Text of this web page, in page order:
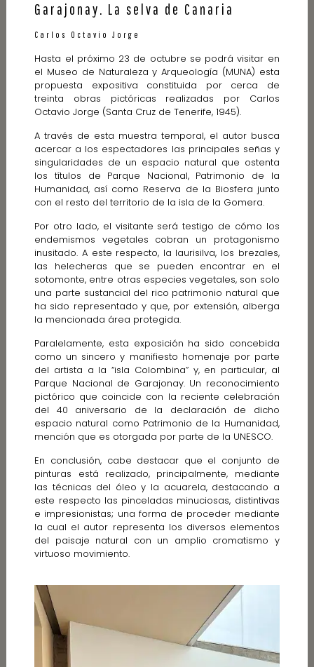
Garajonay. La selva de Canaria
Carlos Octavio Jorge
Hasta el próximo 23 de octubre se podrá visitar en
el Museo de Naturaleza y Arqueología (MUNA) esta
propuesta expositiva constituida por cerca de
treinta obras pictóricas realizadas por Carlos
Octavio Jorge (Santa Cruz de Tenerife, 1945).
A través de esta muestra temporal, el autor busca
acercar a los espectadores las principales señas y
singularidades de un espacio natural que ostenta
los títulos de Parque Nacional, Patrimonio de la
Humanidad, así como Reserva de la Biosfera junto
con el resto del territorio de la isla de la Gomera.
Por otro lado, el visitante será testigo de cómo los
endemismos vegetales cobran un protagonismo
inusitado. A este respecto, la laurisilva, los brezales,
las helecheras que se pueden encontrar en el
sotomonte, entre otras especies vegetales, son solo
una parte sustancial del rico patrimonio natural que
ha sido representado y que, por extensión, alberga
la mencionada área protegida.
Paralelamente, esta exposición ha sido concebida
como un sincero y manifiesto homenaje por parte
del artista a la “isla Colombina” y, en particular, al
Parque Nacional de Garajonay. Un reconocimiento
pictórico que coincide con la reciente celebración
del 40 aniversario de la declaración de dicho
espacio natural como Patrimonio de la Humanidad,
mención que es otorgada por parte de la UNESCO.
En conclusión, cabe destacar que el conjunto de
pinturas está realizado, principalmente, mediante
las técnicas del óleo y la acuarela, destacando a
este respecto las pinceladas minuciosas, distintivas
e impresionistas; una forma de proceder mediante
la cual el autor representa los diversos elementos
del paisaje natural con un amplio cromatismo y
virtuoso movimiento.